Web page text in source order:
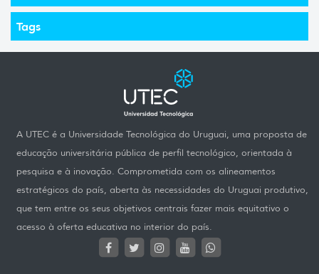
Tags
A UTEC é a Universidade Tecnológica do Uruguai, uma proposta de
educação universitária pública de perfil tecnológico, orientada à
pesquisa e à inovação. Comprometida com os alineamentos
estratégicos do país, aberta às necessidades do Uruguai produtivo,
que tem entre os seus objetivos centrais fazer mais equitativo o
acesso à oferta educativa no interior do país.